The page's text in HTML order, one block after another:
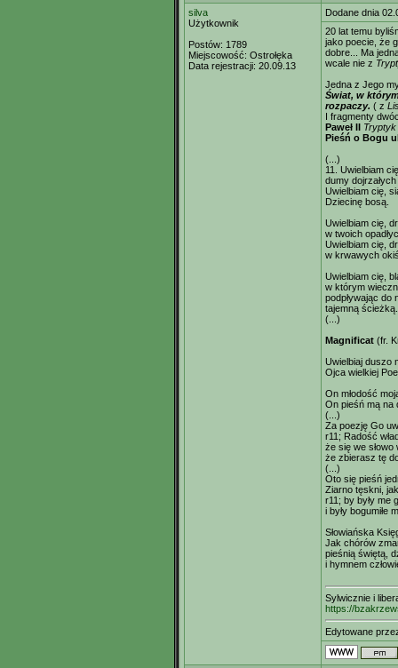
silva
Użytkownik
Postów: 1789
Miejscowość: Ostrołęka
Data rejestracji: 20.09.13
Dodane dnia
20 lat temu
jako poecie, że
dobre... Ma
wcale nie z
Jedna z Jego
Świat, w
rozpaczy. ( z
I fragmenty
Paweł II
Pieśń o Bogu
(...)
11. Uwielbiam
dumy dojrzałych
Uwielbiam cię,
Dziecinę bosą.
Uwielbiam cię,
w twoich
Uwielbiam cię,
w krwawych
Uwielbiam cię,
w którym
podpływając do
tajemną ścieżką.
(...)
Magnificat (fr.
Uwielbiaj duszo
Ojca wielkiej
On młodość
On pieśń mą na
(...)
Za poezję Go
r11; Radość
że się we
że zbierasz tę
(...)
Oto się pieśń
Ziarno tęskni,
r11; by były me
i były bogumiłe
Słowiańska
Jak chórów
pieśnią świętą,
i hymnem
Sylwicznie i
https://
Edytowane